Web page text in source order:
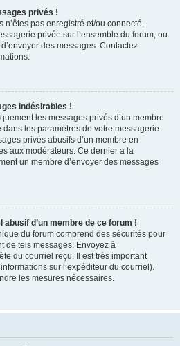
privés !
n’êtes pas enregistré et/ou connecté,
privée sur l’ensemble du forum, ou
des messages. Contactez
indésirables !
les messages privés d’un membre
les paramètres de votre messagerie
privés abusifs d’un membre en
aux modérateurs. Ce dernier a la
un membre d’envoyer des messages
abusif d’un membre de ce forum !
du forum comprend des sécurités pour
de tels messages. Envoyez à
du courriel reçu. Il est très important
sur l’expéditeur du courriel).
les mesures nécessaires.